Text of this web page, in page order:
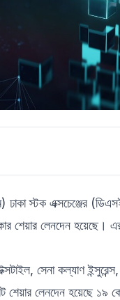
স্টক এক্সচেঞ্জের
শেয়ার লেনদেন হয়েছে।
সেনা কল্যাণ ইন্সুরেন্স,
লেনদেন হয়েছে ১৯